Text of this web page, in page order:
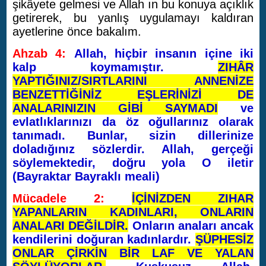
şikâyete gelmesi ve Allah ın bu konuya açıklık
getirerek, bu yanlış uygulamayı kaldıran
ayetlerine önce bakalım.
Ahzab 4:
Allah, hiçbir insanın içine iki
kalp koymamıştır. ZIHÂR
YAPTIĞINIZ/SIRTLARINI ANNENİZE
BENZETTİĞİNİZ EŞLERİNİZİ DE
ANALARINIZIN GİBİ SAYMADI ve
evlatlıklarınızı da öz oğullarınız olarak
tanımadı. Bunlar, sizin dillerinize
doladığınız sözlerdir. Allah, gerçeği
söylemektedir, doğru yola O iletir
(Bayraktar Bayraklı meali)
Mücadele 2:
İÇİNİZDEN ZIHAR
YAPANLARIN KADINLARI, ONLARIN
ANALARI DEĞİLDİR. Onların anaları ancak
kendilerini doğuran kadınlardır. ŞÜPHESİZ
ONLAR ÇİRKİN BİR LAF VE YALAN